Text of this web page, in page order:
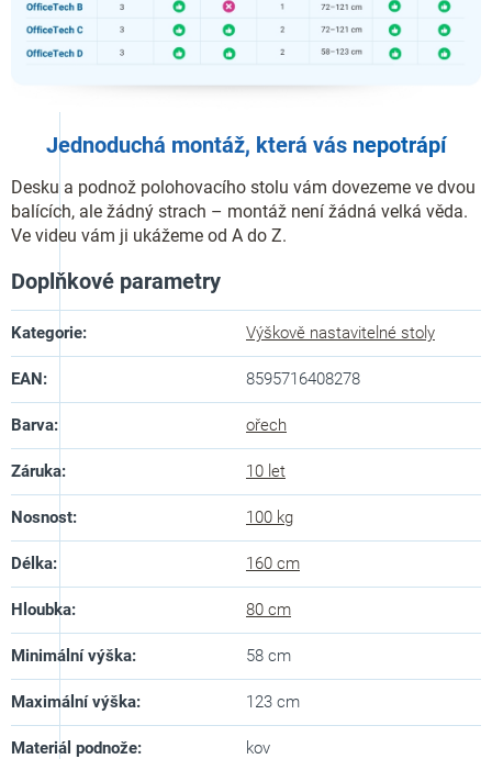
Jednoduchá montáž, která vás nepotrápí
Desku a podnož polohovacího stolu vám dovezeme ve dvou
balících, ale žádný strach – montáž není žádná velká věda.
Ve videu vám ji ukážeme od A do Z.
Doplňkové parametry
Kategorie: Výškově nastavitelné stoly
EAN: 8595716408278
Barva: ořech
Záruka: 10 let
Nosnost: 100 kg
Délka: 160 cm
Hloubka: 80 cm
Minimální výška: 58 cm
Maximální výška: 123 cm
Materiál podnože: kov